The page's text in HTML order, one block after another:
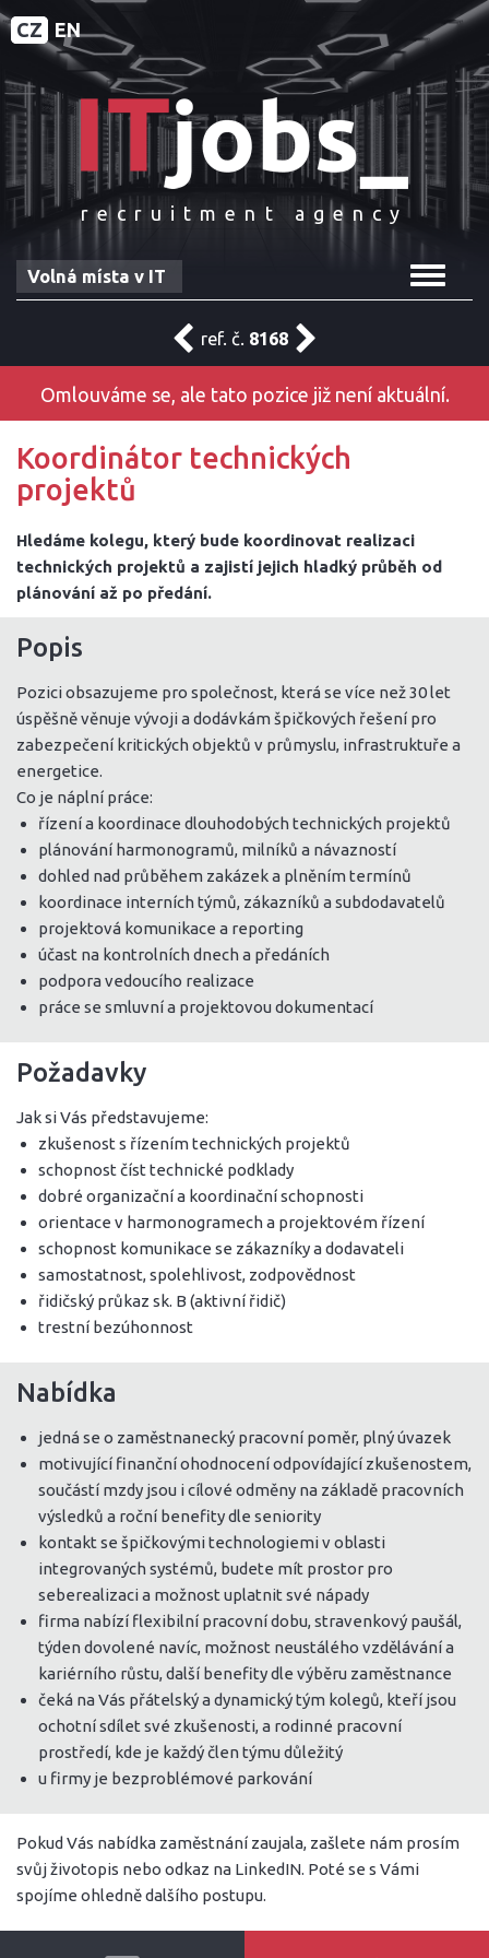
CZ EN
recruitment agency
Toggle
Volná místa v IT
ref. č. 8168
Omlouváme se, ale tato pozice již není aktuální.
Koordinátor technických
projektů
Hledáme kolegu, který bude koordinovat realizaci
technických projektů a zajistí jejich hladký průběh od
plánování až po předání.
Popis
Pozici obsazujeme pro společnost, která se více než 30 let
úspěšně věnuje vývoji a dodávkám špičkových řešení pro
zabezpečení kritických objektů v průmyslu, infrastruktuře a
energetice.
Co je náplní práce:
řízení a koordinace dlouhodobých technických projektů
plánování harmonogramů, milníků a návazností
dohled nad průběhem zakázek a plněním termínů
koordinace interních týmů, zákazníků a subdodavatelů
projektová komunikace a reporting
účast na kontrolních dnech a předáních
podpora vedoucího realizace
práce se smluvní a projektovou dokumentací
Požadavky
Jak si Vás představujeme:
zkušenost s řízením technických projektů
schopnost číst technické podklady
dobré organizační a koordinační schopnosti
orientace v harmonogramech a projektovém řízení
schopnost komunikace se zákazníky a dodavateli
samostatnost, spolehlivost, zodpovědnost
řidičský průkaz sk. B (aktivní řidič)
trestní bezúhonnost
Nabídka
jedná se o zaměstnanecký pracovní poměr, plný úvazek
motivující finanční ohodnocení odpovídající zkušenostem,
součástí mzdy jsou i cílové odměny na základě pracovních
výsledků a roční benefity dle seniority
kontakt se špičkovými technologiemi v oblasti
integrovaných systémů, budete mít prostor pro
seberealizaci a možnost uplatnit své nápady
firma nabízí flexibilní pracovní dobu, stravenkový paušál,
týden dovolené navíc, možnost neustálého vzdělávání a
kariérního růstu, další benefity dle výběru zaměstnance
čeká na Vás přátelský a dynamický tým kolegů, kteří jsou
ochotní sdílet své zkušenosti, a rodinné pracovní
prostředí, kde je každý člen týmu důležitý
u firmy je bezproblémové parkování
Pokud Vás nabídka zaměstnání zaujala, zašlete nám prosím
svůj životopis nebo odkaz na LinkedIN. Poté se s Vámi
spojíme ohledně dalšího postupu.